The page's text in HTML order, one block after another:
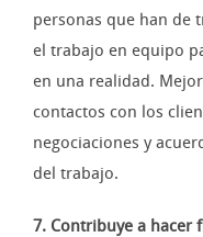
personas que han de
el trabajo en equipo
en una realidad.
contactos con los
negociaciones y
del trabajo.
7. Contribuye a hacer